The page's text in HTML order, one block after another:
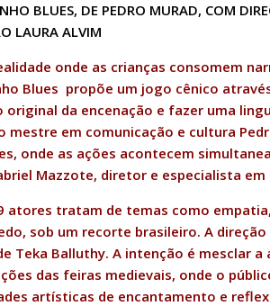
BLUES, DE PEDRO MURAD, COM
LAURA ALVIM
onde as crianças consomem
Blues propõe um jogo cênico
da encenação e fazer uma
mestre em comunicação e cultura
onde as ações acontecem
Mazzote, diretor e especialista
atores tratam de temas como
sob um recorte brasileiro. A
Teka Balluthy. A intenção é mesclar
das feiras medievais, onde o
artísticas de encantamento e